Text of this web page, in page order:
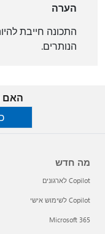
הערה
התכונה חייבת
הנותרים.
האם
מה חדש
Copilot לארגונים
Copilot לשימוש אישי
Microsoft 365